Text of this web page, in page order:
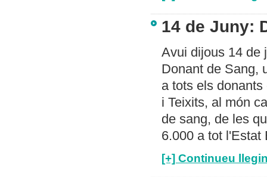
14 de Juny:
Avui dijous 14 de
Donant de Sang,
a tots els
i Teixits, al món
de sang, de les
6.000 a tot l'Estat
[+] Continueu